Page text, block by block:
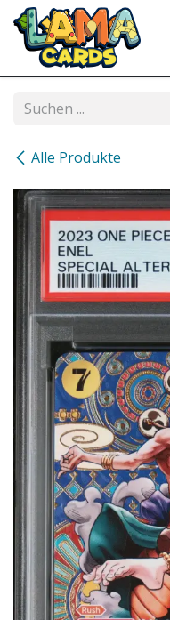
Zum Inhalt springen
Alle Produkte